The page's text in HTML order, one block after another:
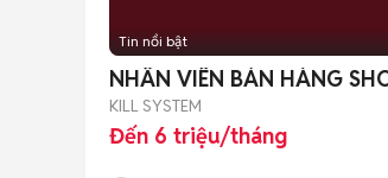
Tin nổi bật
NHÂN VIÊN BÁN HÀNG
KILL SYSTEM
Đến 6 triệu/tháng